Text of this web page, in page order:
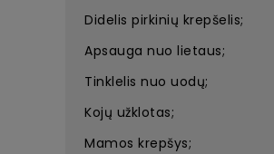
Didelis pirkinių krepšelis;
Apsauga nuo lietaus;
Tinklelis nuo uodų;
Kojų užklotas;
Mamos krepšys;